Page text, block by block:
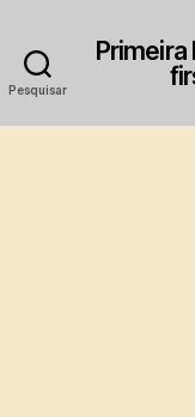
Pesquisar
Primeira